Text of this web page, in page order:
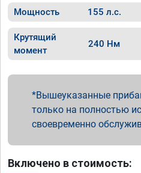
Мощность 155 л.с.
Крутящий
момент
240 Нм
Вышеуказанные
только на полностью
своевременно
Включено в стоимость: